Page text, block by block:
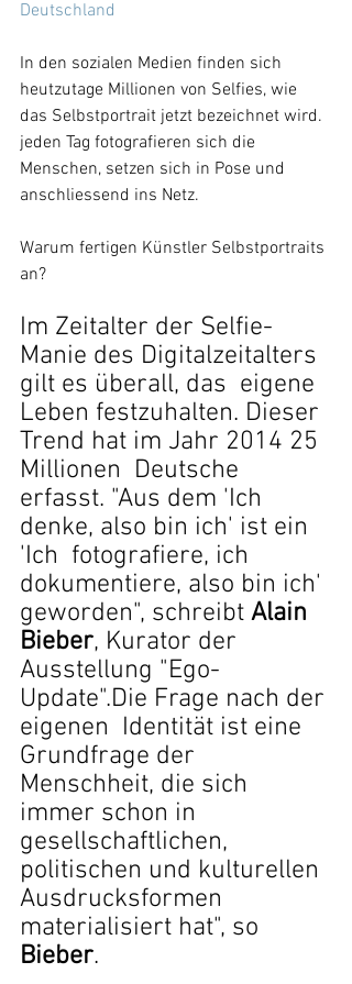
Deutschland
In den sozialen Medien finden sich
heutzutage Millionen von Selfies, wie
das Selbstportrait jetzt bezeichnet wird.
jeden Tag fotografieren sich die
Menschen, setzen sich in Pose und
anschliessend ins Netz.
Warum fertigen Künstler Selbstportraits
an?
Im Zeitalter der Selfie-
Manie des Digitalzeitalters
gilt es überall, das  eigene
Leben festzuhalten. Dieser
Trend hat im Jahr 2014 25
Millionen  Deutsche
erfasst. "Aus dem 'Ich
denke, also bin ich' ist ein
'Ich  fotografiere, ich
dokumentiere, also bin ich'
geworden", schreibt Alain
Bieber, Kurator der
Ausstellung "Ego-
Update".Die Frage nach der
eigenen  Identität ist eine
Grundfrage der
Menschheit, die sich
immer schon in
gesellschaftlichen,
politischen und kulturellen
Ausdrucksformen
materialisiert hat", so
Bieber.